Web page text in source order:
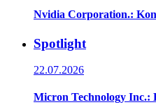
Nvidia Corporation.:
Spotlight
22.07.2026
Micron Technology Inc.: